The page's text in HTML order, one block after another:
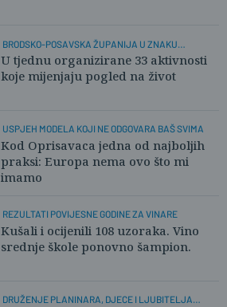
BRODSKO-POSAVSKA ŽUPANIJA U ZNAKU
PSIHOLOGIJE
U tjednu organizirane 33 aktivnosti
koje mijenjaju pogled na život
USPJEH MODELA KOJI NE ODGOVARA BAŠ SVIMA
Kod Oprisavaca jedna od najboljih
praksi: Europa nema ovo što mi
imamo
REZULTATI POVIJESNE GODINE ZA VINARE
Kušali i ocijenili 108 uzoraka. Vino
srednje škole ponovno šampion.
DRUŽENJE PLANINARA, DJECE I LJUBITELJA